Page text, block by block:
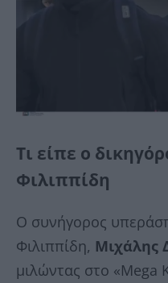
Τι είπε ο
Φιλιππίδη
Ο συνήγορος
Φιλιππίδη, Μιχάλης
μιλώντας στο «Mega